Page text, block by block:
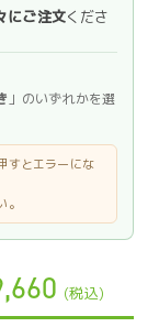
にご注文くださ
」のいずれかを選
すとエラーにな
(税込)